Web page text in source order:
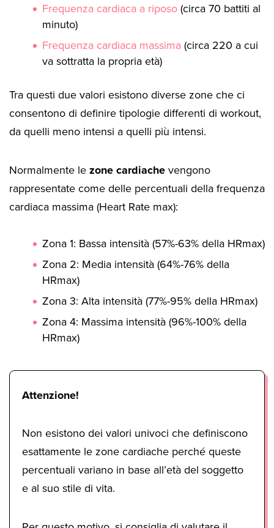
Frequenza cardiaca a riposo(circa 70 battiti al
minuto)
Frequenza cardiaca massima (circa 220 a cui
va sottratta la propria età)
Tra questi due valori esistono diverse zone che ci
consentono di definire tipologie differenti di workout,
da quelli meno intensi a quelli più intensi.
Normalmente lezone cardiachevengono
rappresentate come delle percentuali della frequenza
cardiaca massima (Heart Rate max):
Zona 1: Bassa intensità (57%-63% della HRmax)
Zona 2: Media intensità (64%-76% della
HRmax)
Zona 3: Alta intensità (77%-95% della HRmax)
Zona 4: Massima intensità (96%-100% della
HRmax)
Attenzione!
Non esistono dei valori univoci che definiscono
esattamente le zone cardiache perché queste
percentuali variano in base all’età del soggetto
e al suo stile di vita.